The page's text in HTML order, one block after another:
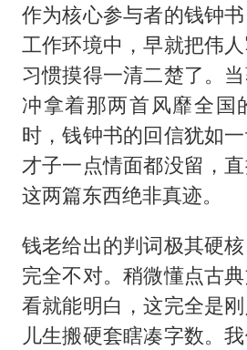
作为核心参与者的钱钟
工作环境中，早就把伟
习惯摸得一清二楚了。
冲拿着那两首风靡全国
时，钱钟书的回信犹如
才子一点情面都没留，
这两篇东西绝非真迹。
钱老给出的判词极其硬
完全不对。稍微懂点古
看就能明白，这完全是
儿生搬硬套瞎凑字数。